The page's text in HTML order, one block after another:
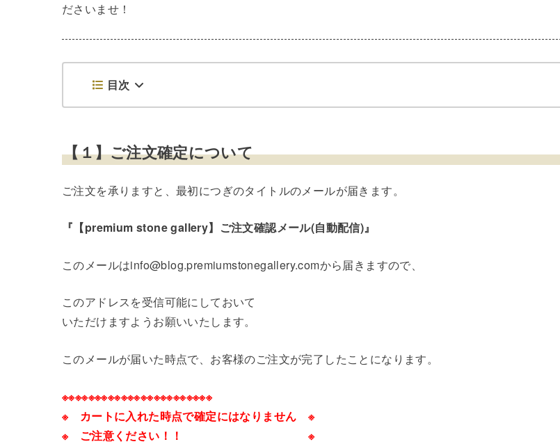
ださいませ！
目次
【１】ご注文確定について
ご注文を承りますと、最初につぎのタイトルのメールが届きます。
『【premium stone gallery】ご注文確認メール(自動配信)』
このメールはinfo@blog.premiumstonegallery.comから届きますので、
このアドレスを受信可能にしておいて
いただけますようお願いいたします。
このメールが届いた時点で、お客様のご注文が完了したことになります。
※※※※※※※※※※※※※※※※※※※※※※※
※ カートに入れた時点で確定にはなりません ※
※ ご注意ください！！ ※